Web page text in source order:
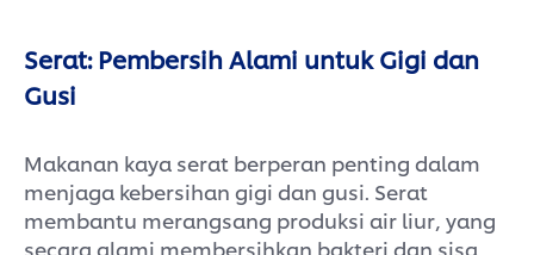
Serat: Pembersih Alami untuk Gigi dan
Gusi
Makanan kaya serat berperan penting dalam
menjaga kebersihan gigi dan gusi. Serat
membantu merangsang produksi air liur, yang
secara alami membersihkan bakteri dan sisa